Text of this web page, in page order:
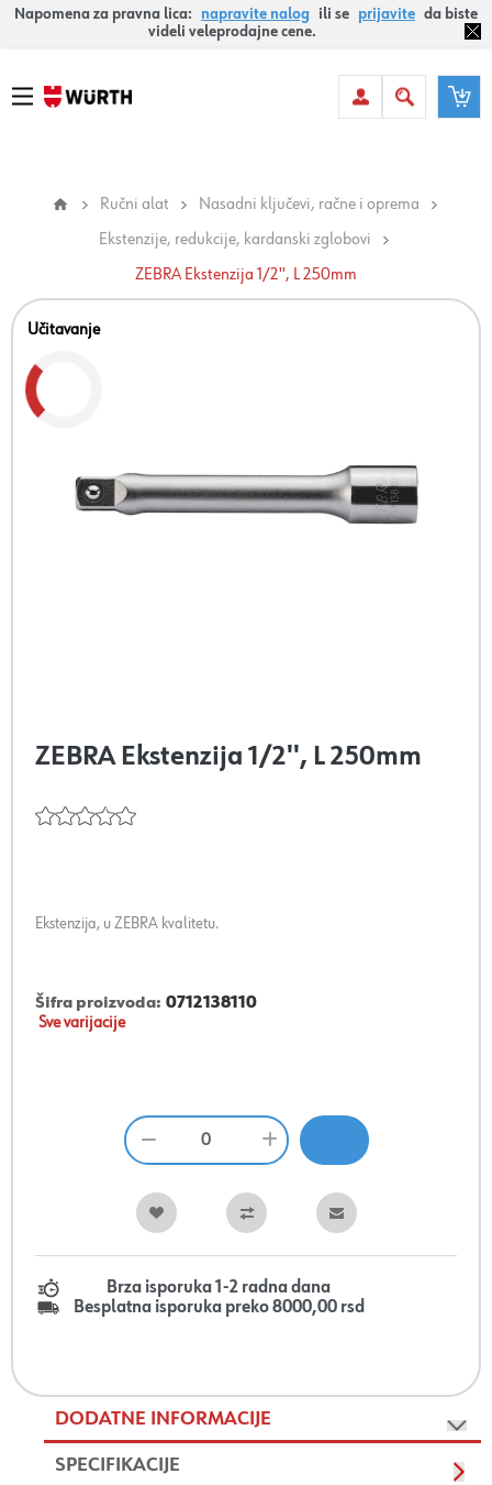
Napomena za pravna lica: napravite nalog ili se prijavite da biste
videli veleprodajne cene.
Ručni alat
Nasadni ključevi, račne i oprema
Ekstenzije, redukcije, kardanski zglobovi
ZEBRA Ekstenzija 1/2'', L 250mm
Učitavanje
ZEBRA Ekstenzija 1/2'', L 250mm
Ekstenzija, u ZEBRA kvalitetu.
Šifra proizvoda: 0712138110
Sve varijacije
Brza isporuka 1-2 radna dana
Besplatna isporuka preko 8000,00 rsd
DODATNE INFORMACIJE
SPECIFIKACIJE